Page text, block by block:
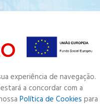
experiência de navegação.
a concordar com a
Política de Cookies para